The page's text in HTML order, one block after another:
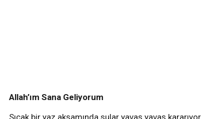
Allah’ım Sana Geliyorum
Sıcak bir yaz akşamında sular yavaş yavaş kararıyor.